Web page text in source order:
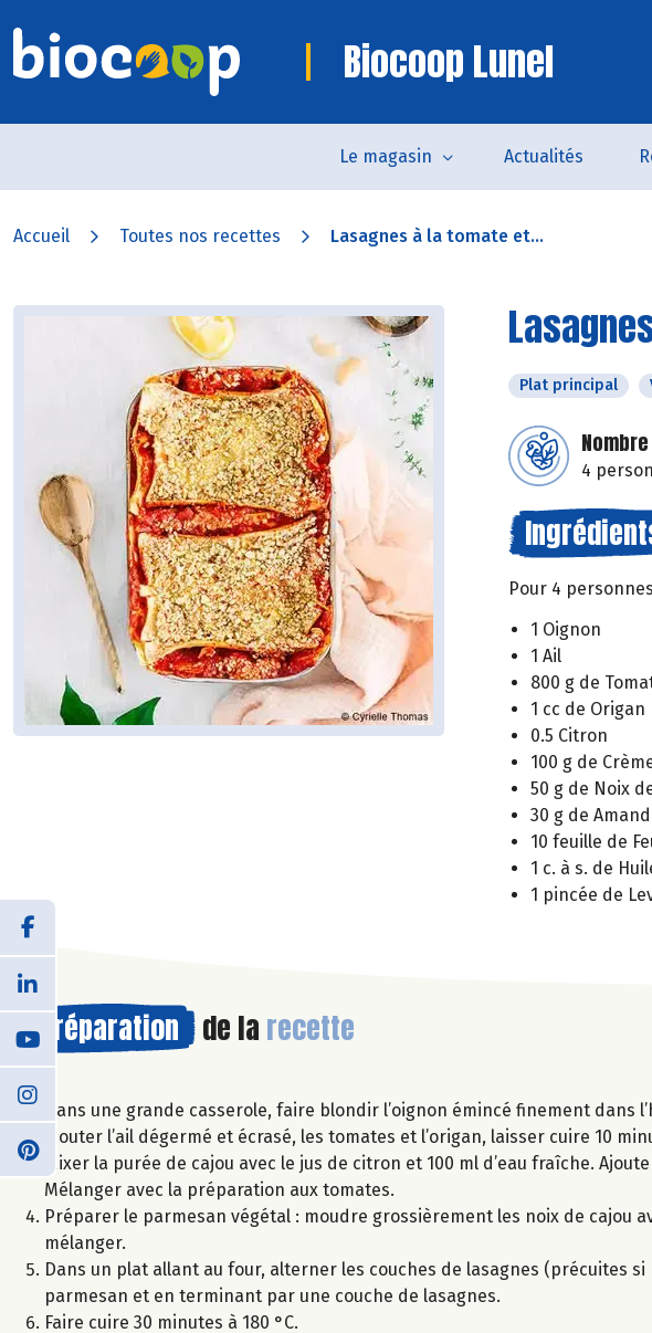
Biocoop Lunel
Le magasin Actualités
Accueil Toutes nos recettes Lasagnes à la tomate et...
Plat principal
4
Pour 4 personnes
1 Oignon
1 Ail
800 g de
1 cc de Origan
0.5 Citron
100 g de
50 g de Noix
30 g de
10 feuille de
1 c. à s. de
1 pincée de
Préparation de la recette
Dans une grande casserole, faire blondir l’oignon émincé finement dans
Ajouter l’ail dégermé et écrasé, les tomates et l’origan, laisser cuire 10
Mixer la purée de cajou avec le jus de citron et 100 ml d’eau fraîche.
Mélanger avec la préparation aux tomates.
Préparer le parmesan végétal : moudre grossièrement les noix de cajou
mélanger.
Dans un plat allant au four, alterner les couches de lasagnes (précuites
parmesan et en terminant par une couche de lasagnes.
Faire cuire 30 minutes à 180 °C.